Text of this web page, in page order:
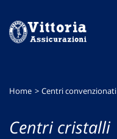
menu
contenuto
footer
Home Centri convenzionati
Centri cristalli